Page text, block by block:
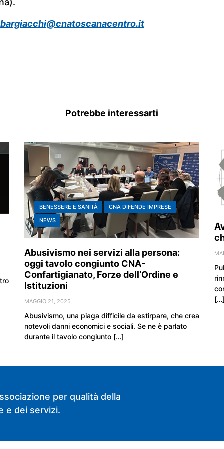
Potrebbe interessarti
BENESSERE E SANITÀ
CNA DIFENDE IMPRESE
NEWS
Abusivismo nei servizi alla persona:
oggi tavolo congiunto CNA-
Confartigianato, Forze dell’Ordine e
Istituzioni
MAGGIO 21, 2025
Abusivismo, una piaga difficile da estirpare, che crea
notevoli danni economici e sociali. Se ne è parlato
durante il tavolo congiunto […]
per qualità della
e dei servizi.